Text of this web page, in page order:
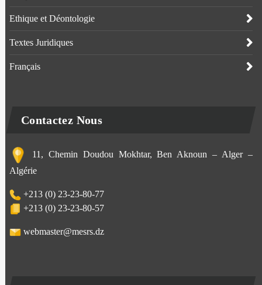
Ethique et Déontologie
Textes Juridiques
Français
Contactez Nous
11, Chemin Doudou Mokhtar, Ben Aknoun – Alger –
Algérie
+213 (0) 23-23-80-77
+213 (0) 23-23-80-57
webmaster@mesrs.dz